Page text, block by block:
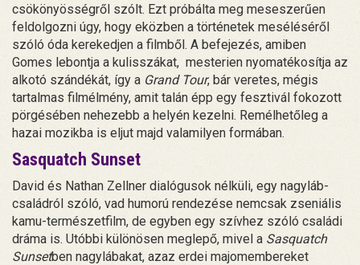
csökönyösségről szólt. Ezt próbálta meg meseszerűen
feldolgozni úgy, hogy eközben a történetek meséléséről
szóló óda kerekedjen a filmből. A befejezés, amiben
Gomes lebontja a kulisszákat, mesterien nyomatékosítja az
alkotó szándékát, így a Grand Tour, bár veretes, mégis
tartalmas filmélmény, amit talán épp egy fesztivál fokozott
pörgésében nehezebb a helyén kezelni. Remélhetőleg a
hazai mozikba is eljut majd valamilyen formában.
Sasquatch Sunset
David és Nathan Zellner dialógusok nélküli, egy nagyláb-
családról szóló, vad humorú rendezése nemcsak zseniális
kamu-természetfilm, de egyben egy szívhez szóló családi
dráma is. Utóbbi különösen meglepő, mivel a Sasquatch
Sunsetben nagylábakat, azaz erdei majomembereket